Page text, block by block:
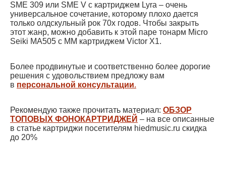
SME 309 или SME V c картриджем Lyra – очень
универсальное сочетание, которому плохо дается
только олдскульный рок 70х годов. Чтобы закрыть
этот жанр, можно добавить к этой паре тонарм Micro
Seiki MA505 с ММ картриджем Victor X1.
Более продвинутые и соответственно более дорогие
решения с удовольствием предложу вам
в персональной консультации.
Рекомендую также прочитать материал: ОБЗОР
ТОПОВЫХ ФОНОКАРТРИДЖЕЙ – на все описанные
в статье картриджи посетителям hiedmusic.ru скидка
до 20%